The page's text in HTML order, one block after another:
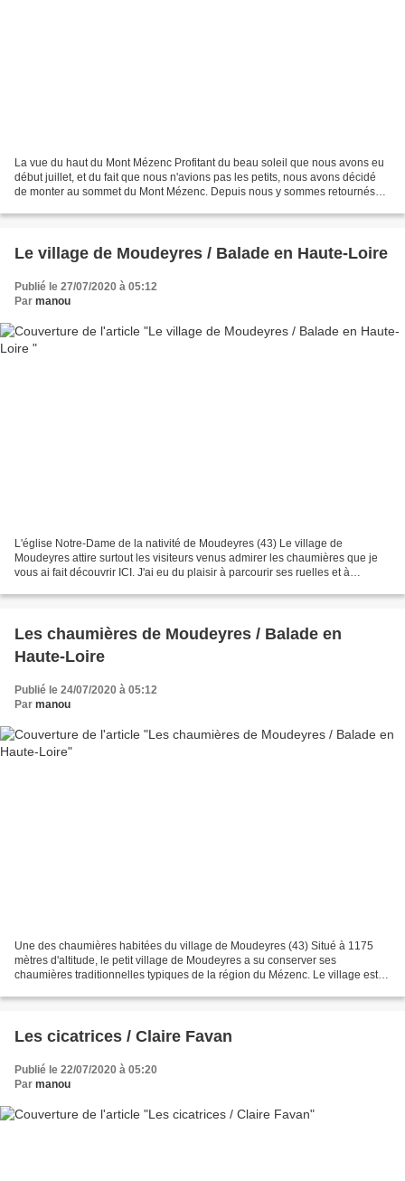
La vue du haut du Mont Mézenc Profitant du beau soleil que nous avons eu
début juillet, et du fait que nous n'avions pas les petits, nous avons décidé
de monter au sommet du Mont Mézenc. Depuis nous y sommes retournés
Le village de Moudeyres / Balade en Haute-Loire
Publié le 27/07/2020 à 05:12
Par manou
L'église Notre-Dame de la nativité de Moudeyres (43) Le village de
Moudeyres attire surtout les visiteurs venus admirer les chaumières que je
vous ai fait découvrir ICI. J'ai eu du plaisir à parcourir ses ruelles et à
Les chaumières de Moudeyres / Balade en
Haute-Loire
Publié le 24/07/2020 à 05:12
Par manou
Une des chaumières habitées du village de Moudeyres (43) Situé à 1175
mètres d'altitude, le petit village de Moudeyres a su conserver ses
chaumières traditionnelles typiques de la région du Mézenc. Le village est
Les cicatrices / Claire Favan
Publié le 22/07/2020 à 05:20
Par manou